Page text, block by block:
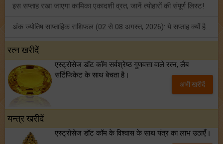
इस सप्ताह रखा जाएगा कामिका एकादशी व्रत, जानें त्योहारों की संपूर्ण लिस्ट!
अंक ज्योतिष साप्ताहिक राशिफल (02 से 08 अगस्त, 2026): ये सप्ताह क्यों है खास?
रत्न खरीदें
एस्ट्रोसेज डॉट कॉम सर्वश्रेष्ठ गुणवत्ता वाले रत्न, लैब
सर्टिफिकेट के साथ बेचता है।
अभी खरीदें
यन्त्र खरीदें
एस्ट्रोसेज डॉट कॉम के विश्वास के साथ यंत्र का लाभ उठाएँ।